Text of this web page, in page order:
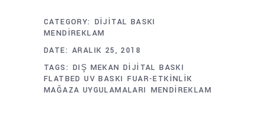
CATEGORY: DIJITAL BASKI
MENDIREKLAM
DATE: ARALIK 25, 2018
TAGS: DIŞ MEKAN DIJITAL BASKI
FLATBED UV BASKI FUAR-ETKINLIK
MAĞAZA UYGULAMALARI MENDIREKLAM